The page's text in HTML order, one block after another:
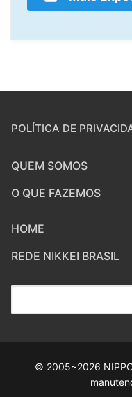
POLÍTICA DE
QUEM SOMOS
O QUE FAZEMOS
HOME
REDE NIKKEI BRASIL
© 2005~2026